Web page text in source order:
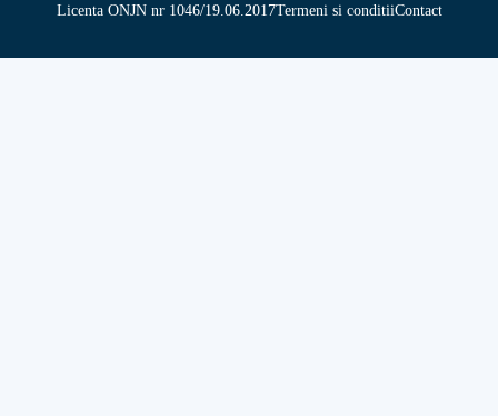
Licenta ONJN nr 1046/19.06.2017Termeni si conditiiContact